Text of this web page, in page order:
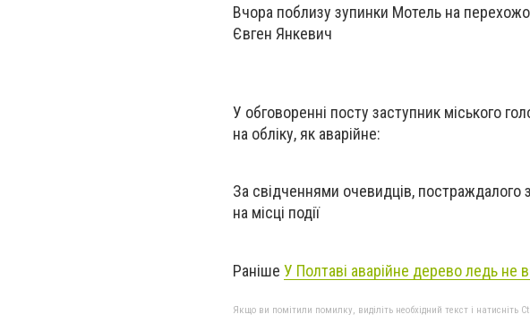
Вчора поблизу зупинки Мотель на
Євген Янкевич
У обговоренні посту заступник міського
на обліку, як аварійне:
За свідченнями очевидців, постраждалого
на місці події
Раніше У Полтаві аварійне дерево ледь не
Якщо ви помітили помилку, виділіть необхідний текст і натисніть